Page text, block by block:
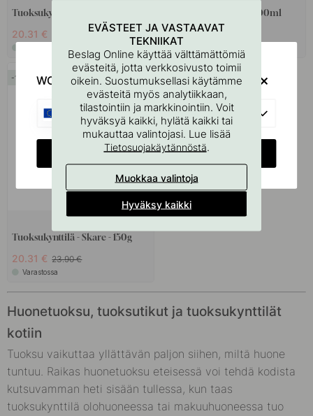
Tuoksukynttilä - Hartsi - 150g
20.31 €
Tuoksutikut - Skare - 100ml
29.41 € 34.60 €
15
+ TUOKSUT
Tuoksukynttilä - Skare - 150g
20.31 € 23.90 €
Varastossa
Huonetuoksu, tuoksutikut ja tuoksukynttilät
kotiin
Tuoksu vaikuttaa yllättävän paljon siihen, miltä huone
tuntuu. Raikas huonetuoksu eteisessä voi tehdä kodista
kutsuvamman heti sisään tullessa, kun taas
tuoksukynttilä olohuoneessa tai makuuhuoneessa tuo
EVÄSTEET JA VASTAAVAT
TEKNIIKAT
Beslag Online käyttää välttämättömiä
evästeitä, jotta verkkosivusto toimii
oikein. Suostumuksellasi käytämme
evästeitä myös analytiikkaan,
tilastointiin ja markkinointiin. Voit
hyväksyä kaikki, hylätä kaikki tai
mukauttaa valintojasi. Lue lisää
Tietosuojakäytännöstä.
Muokkaa valintoja
Hyväksy kaikki
WOULD YOU RATHER VISIT?
EU
CHANGE COUNTRY